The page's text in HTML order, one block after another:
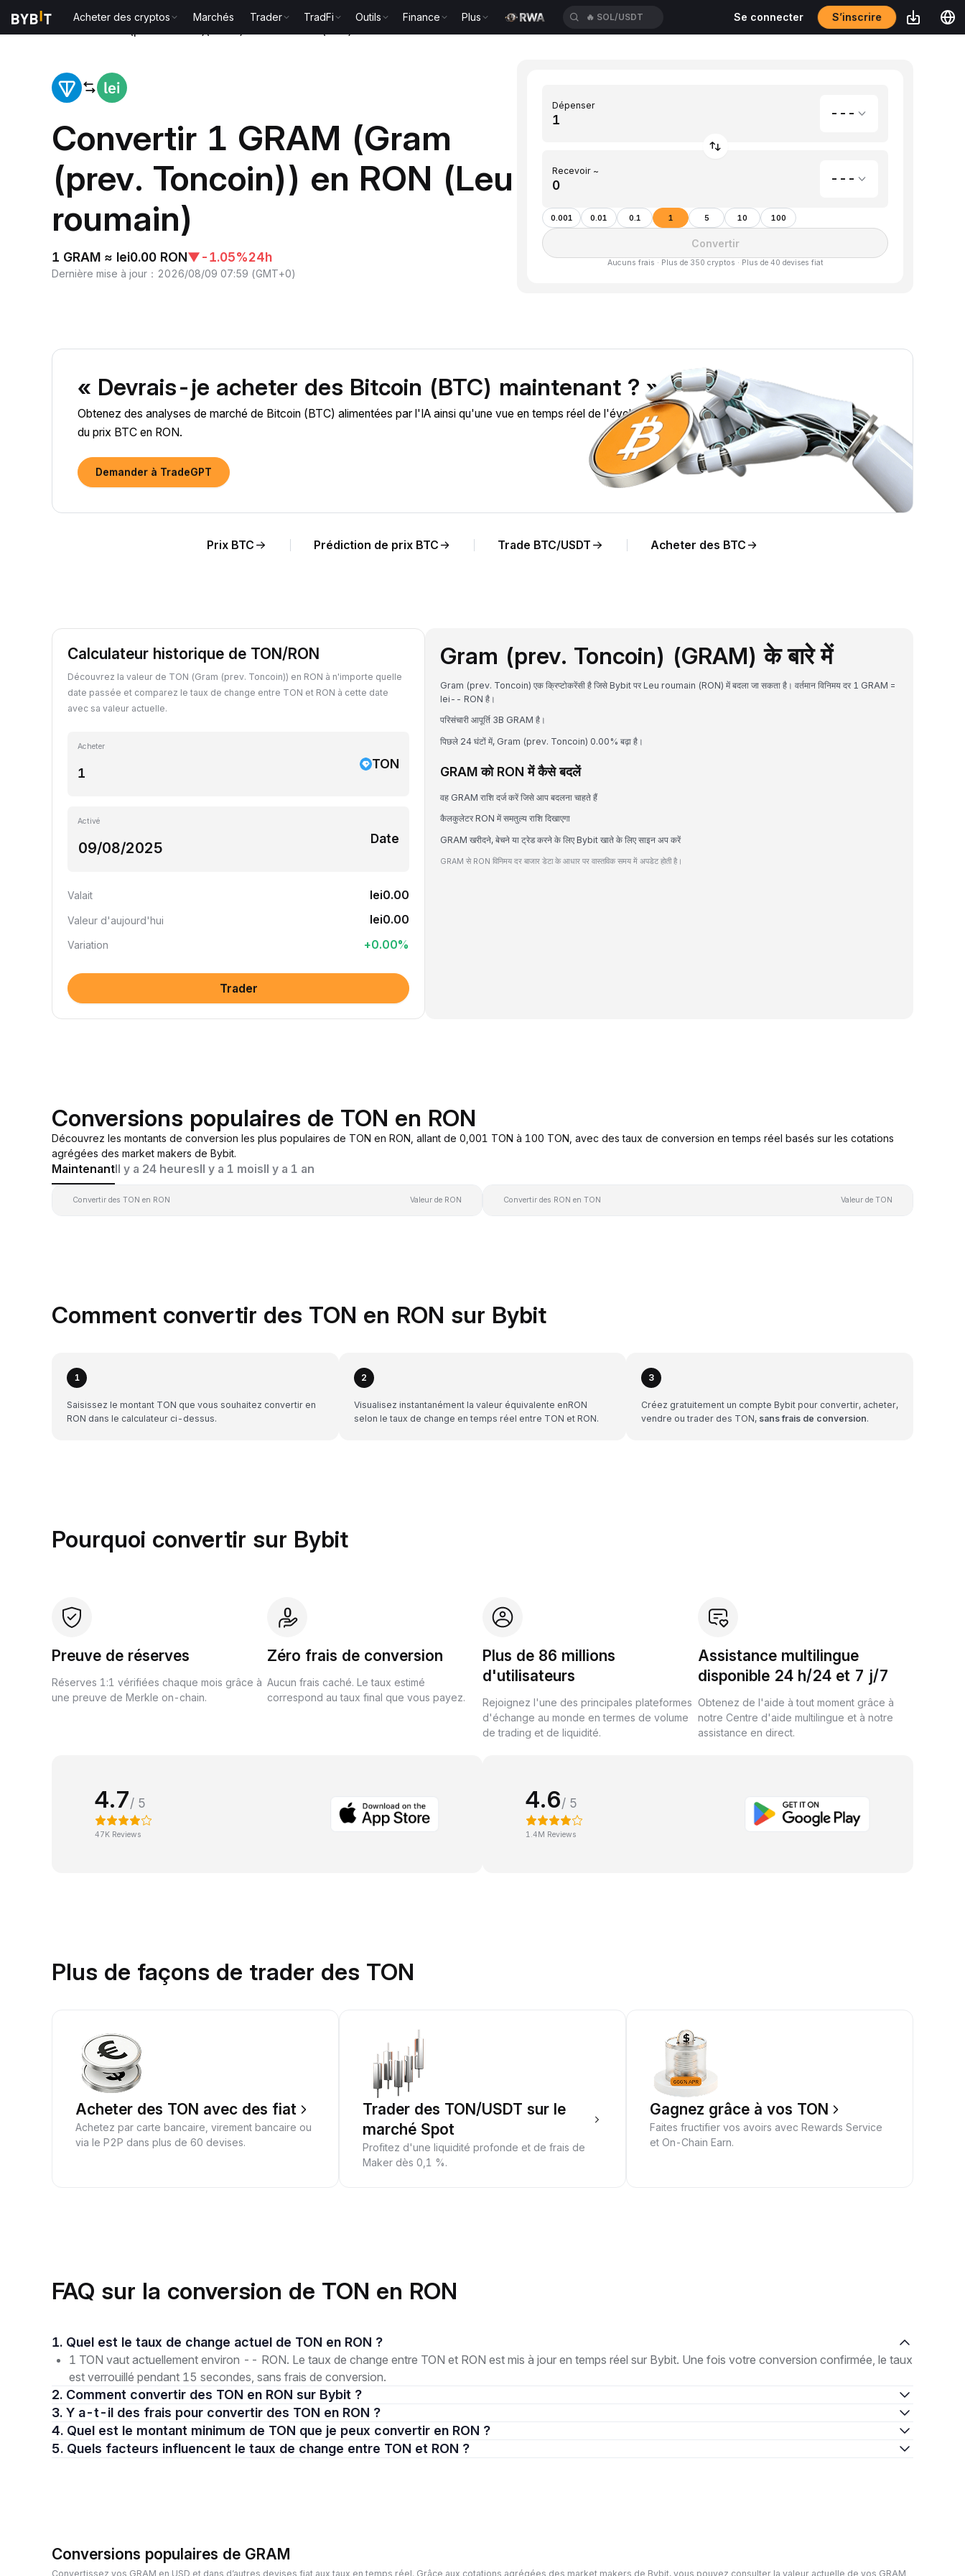
Acheter des cryptos Marchés Trader TradFi Outils Finance Plus 🔥 BTC/USDT Se connecter S’inscrire
Convertir 1 GRAM (Gram
(prev. Toncoin)) en RON (Leu
roumain)
1 GRAM ≈ lei0.00 RON▼-1.05%24h
Dernière mise à jour ： 2026/08/09 07:59 (GMT+0)
Dépenser
---
Recevoir ~
---
0.001 0.01 0.1 1 5 10 100
Convertir
Aucuns frais · Plus de 350 cryptos · Plus de 40 devises fiat
« Devrais-je acheter des Bitcoin (BTC) maintenant ? »
Obtenez des analyses de marché de Bitcoin (BTC) alimentées par l'IA ainsi qu'une vue en temps réel de l'évolution
du prix BTC en RON.
Demander à TradeGPT
Prix BTC Prédiction de prix BTC Trade BTC/USDT Acheter des BTC
Calculateur historique de TON/RON
Découvrez la valeur de TON (Gram (prev. Toncoin)) en RON à n'importe quelle
date passée et comparez le taux de change entre TON et RON à cette date
avec sa valeur actuelle.
Acheter
TON
Activé
Date
Valait lei0.00
Valeur d'aujourd'hui lei0.00
Variation +0.00%
Trader
Gram (prev. Toncoin) (GRAM) के बारे में
Gram (prev. Toncoin) एक क्रिप्टोकरेंसी है जिसे Bybit पर Leu roumain (RON) में बदला जा सकता है। वर्तमान विनिमय दर 1 GRAM =
lei-- RON है।
परिसंचारी आपूर्ति 3B GRAM है।
पिछले 24 घंटों में, Gram (prev. Toncoin) 0.00% बढ़ा है।
GRAM को RON में कैसे बदलें
वह GRAM राशि दर्ज करें जिसे आप बदलना चाहते हैं
कैलकुलेटर RON में समतुल्य राशि दिखाएगा
GRAM खरीदने, बेचने या ट्रेड करने के लिए Bybit खाते के लिए साइन अप करें
GRAM से RON विनिमय दर बाजार डेटा के आधार पर वास्तविक समय में अपडेट होती है।
Conversions populaires de TON en RON
Découvrez les montants de conversion les plus populaires de TON en RON, allant de 0,001 TON à 100 TON, avec des taux de conversion en temps réel basés sur les cotations
agrégées des market makers de Bybit.
MaintenantIl y a 24 heuresIl y a 1 moisIl y a 1 an
Convertir des TON en RON Valeur de RON Convertir des RON en TON Valeur de TON
Comment convertir des TON en RON sur Bybit
1
Saisissez le montant TON que vous souhaitez convertir en
RON dans le calculateur ci-dessus.
2
Visualisez instantanément la valeur équivalente enRON
selon le taux de change en temps réel entre TON et RON.
3
Créez gratuitement un compte Bybit pour convertir, acheter,
vendre ou trader des TON, sans frais de conversion.
Pourquoi convertir sur Bybit
Preuve de réserves
Réserves 1:1 vérifiées chaque mois grâce à
une preuve de Merkle on-chain.
Zéro frais de conversion
Aucun frais caché. Le taux estimé
correspond au taux final que vous payez.
Plus de 86 millions
d'utilisateurs
Rejoignez l'une des principales plateformes
d'échange au monde en termes de volume
de trading et de liquidité.
Assistance multilingue
disponible 24 h/24 et 7 j/7
Obtenez de l'aide à tout moment grâce à
notre Centre d'aide multilingue et à notre
assistance en direct.
4.7/ 5
47K Reviews
4.6/ 5
1.4M Reviews
Plus de façons de trader des TON
Acheter des TON avec des fiat
Achetez par carte bancaire, virement bancaire ou
via le P2P dans plus de 60 devises.
Trader des TON/USDT sur le
marché Spot
Profitez d'une liquidité profonde et de frais de
Maker dès 0,1 %.
Gagnez grâce à vos TON
Faites fructifier vos avoirs avec Rewards Service
et On-Chain Earn.
FAQ sur la conversion de TON en RON
1. Quel est le taux de change actuel de TON en RON ?
1 TON vaut actuellement environ -- RON. Le taux de change entre TON et RON est mis à jour en temps réel sur Bybit. Une fois votre conversion confirmée, le taux
est verrouillé pendant 15 secondes, sans frais de conversion.
2. Comment convertir des TON en RON sur Bybit ?
3. Y a-t-il des frais pour convertir des TON en RON ?
4. Quel est le montant minimum de TON que je peux convertir en RON ?
5. Quels facteurs influencent le taux de change entre TON et RON ?
Conversions populaires de GRAM
Convertissez vos GRAM en USD et dans d’autres devises fiat aux taux en temps réel. Grâce aux cotations agrégées des market makers de Bybit, vous pouvez consulter la valeur actuelle de vos GRAM